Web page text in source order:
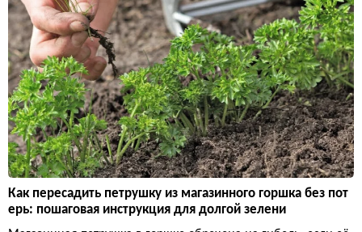
Как пересадить петрушку из магазинного горшка без пот
ерь: пошаговая инструкция для долгой зелени